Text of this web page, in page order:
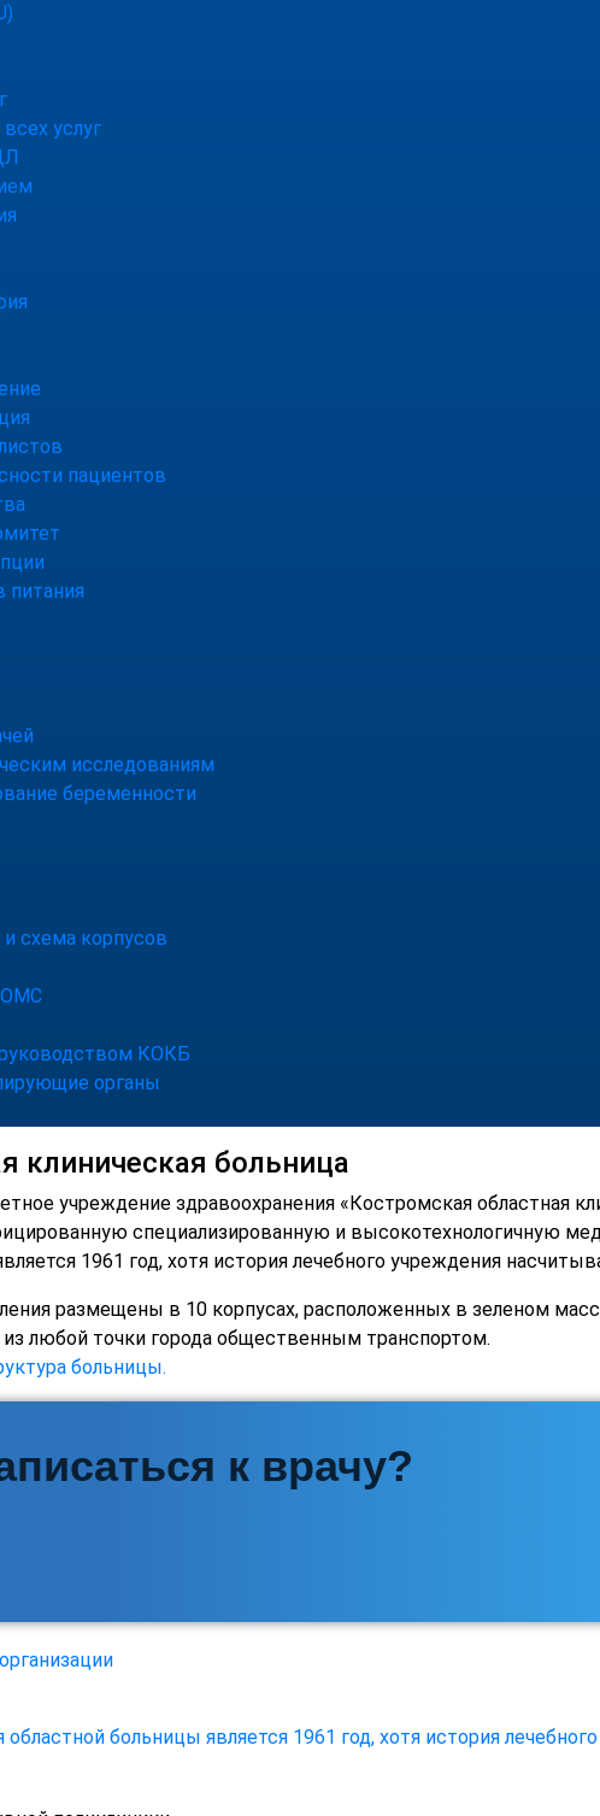
услуг
пациентов
питания
исследованиям
беременности
схема корпусов
ОМС
КОКБ
органы
клиническая больница
учреждение здравоохранения «Костромская областная
специализированную и высокотехнологичную
1961 год, хотя история лечебного учреждения
размещены в 10 корпусах, расположенных в зеленом
любой точки города общественным транспортом.
больницы.
к врачу?
больницы является 1961 год, хотя история